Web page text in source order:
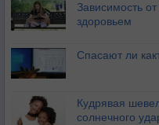
Зависимость
здоровьем
Спасают ли
Кудрявая
солнечного